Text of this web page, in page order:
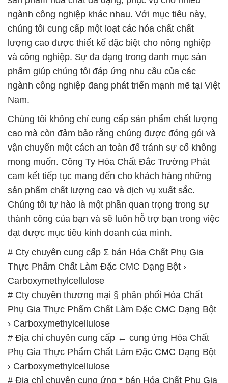
phẩm giúp chúng tôi đáp ứng nhu cầu của các
ngành công nghiệp đang phát triển mạnh mẽ tại Việt
Nam.
Chúng tôi không chỉ cung cấp sản phẩm chất lượng
cao mà còn đảm bảo rằng chúng được đóng gói và
vận chuyển một cách an toàn để tránh sự cố không
mong muốn. Công Ty Hóa Chất Đắc Trường Phát
cam kết tiếp tục mang đến cho khách hàng những
sản phẩm chất lượng cao và dịch vụ xuất sắc.
Chúng tôi tự hào là một phần quan trọng trong sự
thành công của bạn và sẽ luôn hỗ trợ bạn trong việc
đạt được mục tiêu kinh doanh của mình.
# Cty chuyên cung cấp Σ bán Hóa Chất Phụ Gia
Thực Phẩm Chất Làm Đặc CMC Dạng Bột ›
Carboxymethylcellulose
# Cty chuyên thương mại § phân phối Hóa Chất
Phụ Gia Thực Phẩm Chất Làm Đặc CMC Dạng Bột
› Carboxymethylcellulose
# Địa chỉ chuyên cung cấp ← cung ứng Hóa Chất
Phụ Gia Thực Phẩm Chất Làm Đặc CMC Dạng Bột
› Carboxymethylcellulose
# Địa chỉ chuyên cung ứng * bán Hóa Chất Phụ Gia
Thực Phẩm Chất Làm Đặc CMC Dạng Bột ›
Carboxymethylcellulose
# Công ty thương mại √ bán Hóa Chất Phụ Gia
Thực Phẩm Chất Làm Đặc CMC Dạng Bột ›